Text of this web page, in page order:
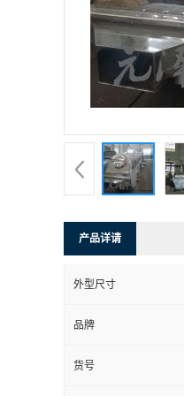
产品详请
外型尺寸
品牌
货号